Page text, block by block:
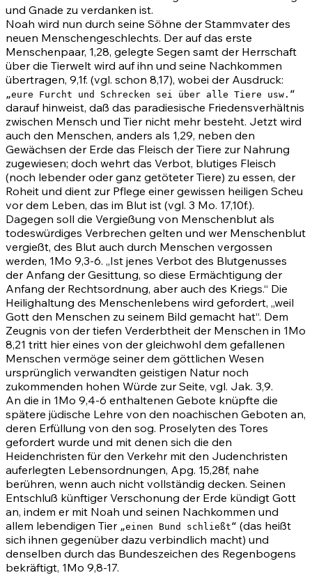
und Gnade zu verdanken ist.
Noah wird nun durch seine Söhne der Stammvater des
neuen Menschengeschlechts. Der auf das erste
Menschenpaar, 1,28, gelegte Segen samt der Herrschaft
über die Tierwelt wird auf ihn und seine Nachkommen
übertragen, 9,1f. (vgl. schon 8,17), wobei der Ausdruck:
„eure Furcht und Schrecken sei über alle Tiere usw.“
darauf hinweist, daß das paradiesische Friedensverhältnis
zwischen Mensch und Tier nicht mehr besteht. Jetzt wird
auch den Menschen, anders als 1,29, neben den
Gewächsen der Erde das Fleisch der Tiere zur Nahrung
zugewiesen; doch wehrt das Verbot, blutiges Fleisch
(noch lebender oder ganz getöteter Tiere) zu essen, der
Roheit und dient zur Pflege einer gewissen heiligen Scheu
vor dem Leben, das im Blut ist (vgl. 3 Mo. 17,10f.).
Dagegen soll die Vergießung von Menschenblut als
todeswürdiges Verbrechen gelten und wer Menschenblut
vergießt, des Blut auch durch Menschen vergossen
werden, 1Mo 9,3-6. „Ist jenes Verbot des Blutgenusses
der Anfang der Gesittung, so diese Ermächtigung der
Anfang der Rechtsordnung, aber auch des Kriegs.“ Die
Heilighaltung des Menschenlebens wird gefordert, „weil
Gott den Menschen zu seinem Bild gemacht hat“. Dem
Zeugnis von der tiefen Verderbtheit der Menschen in 1Mo
8,21 tritt hier eines von der gleichwohl dem gefallenen
Menschen vermöge seiner dem göttlichen Wesen
ursprünglich verwandten geistigen Natur noch
zukommenden hohen Würde zur Seite, vgl. Jak. 3,9.
An die in 1Mo 9,4-6 enthaltenen Gebote knüpfte die
spätere jüdische Lehre von den noachischen Geboten an,
deren Erfüllung von den sog. Proselyten des Tores
gefordert wurde und mit denen sich die den
Heidenchristen für den Verkehr mit den Judenchristen
auferlegten Lebensordnungen, Apg. 15,28f, nahe
berühren, wenn auch nicht vollständig decken. Seinen
Entschluß künftiger Verschonung der Erde kündigt Gott
an, indem er mit Noah und seinen Nachkommen und
allem lebendigen Tier „einen Bund schließt“ (das heißt
sich ihnen gegenüber dazu verbindlich macht) und
denselben durch das Bundeszeichen des Regenbogens
bekräftigt, 1Mo 9,8-17.